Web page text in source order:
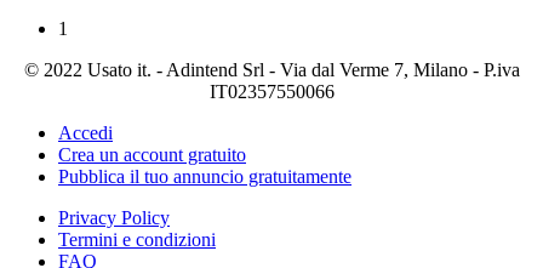
1
© 2022 Usato it. - Adintend Srl - Via dal Verme 7, Milano - P.iva
IT02357550066
Accedi
Crea un account gratuito
Pubblica il tuo annuncio gratuitamente
Privacy Policy
Termini e condizioni
FAQ